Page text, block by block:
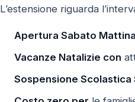
L’estensione riguarda
Apertura Sabato Mattina
Vacanze Natalizie con
Sospensione Scolastica